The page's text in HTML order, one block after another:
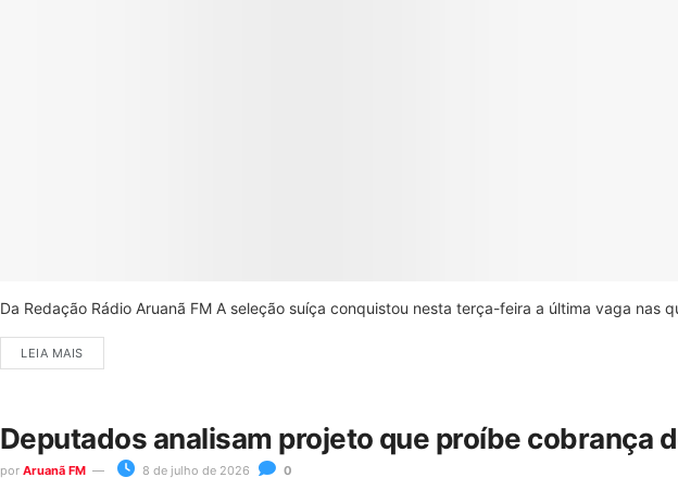
Da Redação Rádio Aruanã FM A seleção suíça conquistou nesta terça-feira a última vaga nas
LEIA MAIS
Deputados analisam projeto que proíbe cobrança
por Aruanã FM 8 de julho de 2026 0